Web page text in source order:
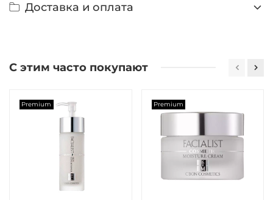
Доставка и оплата
С этим часто покупают
Premium Premium